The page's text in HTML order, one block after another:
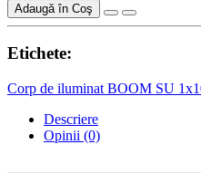
Adaugă în Coş
Etichete:
Corp de iluminat BOOM SU
Descriere
Opinii (0)